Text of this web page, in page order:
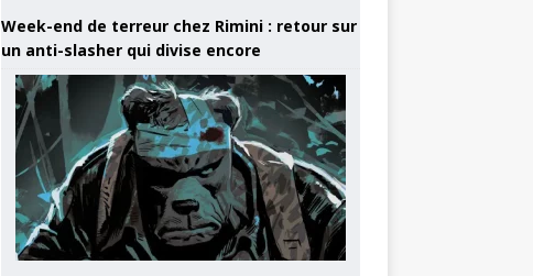
Week-end de terreur chez Rimini : retour sur
un anti-slasher qui divise encore